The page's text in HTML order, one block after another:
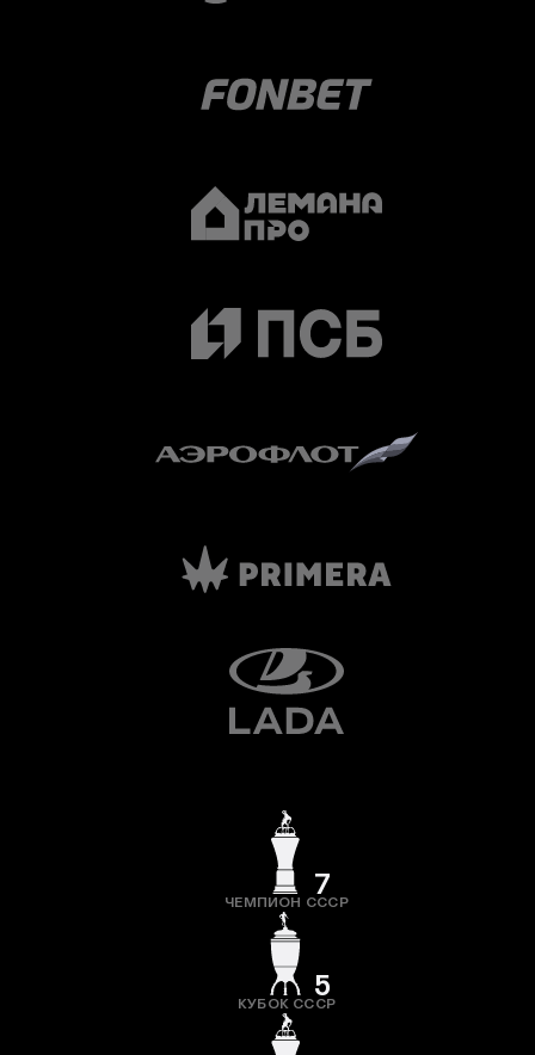
7
ЧЕМПИОН СССР
5
КУБОК СССР